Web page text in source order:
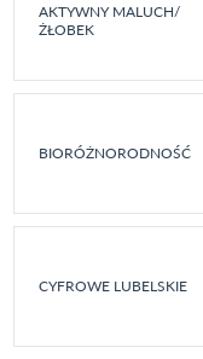
AKTYWNY MALUCH/
ŻŁOBEK
BIORÓŻNORODNOŚĆ
CYFROWE LUBELSKIE